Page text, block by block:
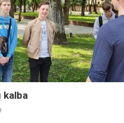
kalba